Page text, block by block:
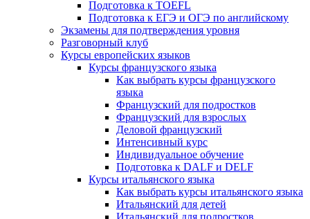
Подготовка к TOEFL
Подготовка к ЕГЭ и ОГЭ по английскому
Экзамены для подтверждения уровня
Разговорный клуб
Курсы европейских языков
Курсы французского языка
Как выбрать курсы французского
языка
Французский для подростков
Французский для взрослых
Деловой французский
Интенсивный курс
Индивидуальное обучение
Подготовка к DALF и DELF
Курсы итальянского языка
Как выбрать курсы итальянского языка
Итальянский для детей
Итальянский для подростков